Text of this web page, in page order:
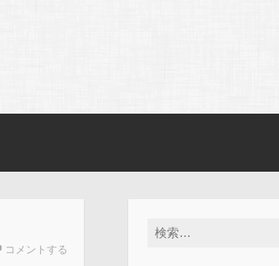
コメントする
検索: